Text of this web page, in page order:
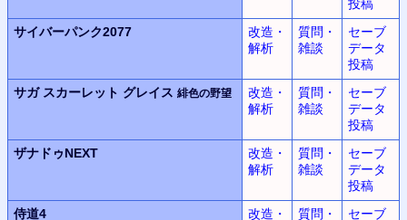
投稿
サイバーパンク2077
改造・
解析
質問・
雑談
セーブ
データ
投稿
サガ スカーレット グレイス 緋色の野望
改造・
解析
質問・
雑談
セーブ
データ
投稿
ザナドゥNEXT
改造・
解析
質問・
雑談
セーブ
データ
投稿
侍道4
改造・
質問・
セーブ